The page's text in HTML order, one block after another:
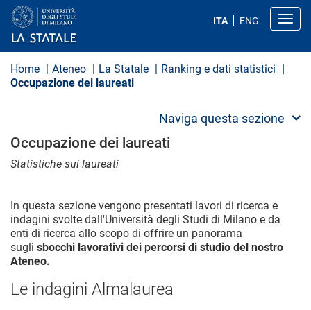
a
ITA ENG
Home Ateneo La Statale
Ranking e dati statistici
Occupazione dei laureati
Naviga questa sezione
Occupazione dei laureati
Statistiche sui laureati
In questa sezione vengono presentati lavori di ricerca e
indagini svolte dall'Università degli Studi di Milano e da
enti di ricerca allo scopo di offrire un panorama
sugli sbocchi lavorativi dei percorsi di studio del nostro
Ateneo.
Le indagini Almalaurea